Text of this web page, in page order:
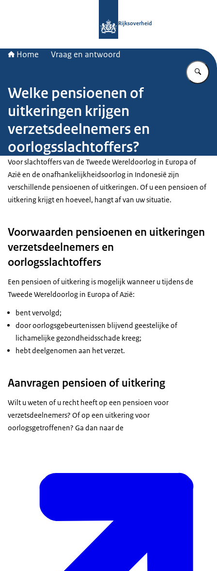
Rijksoverheid
Home Vraag en antwoord
Welke pensioenen of
uitkeringen krijgen
verzetsdeelnemers en
oorlogsslachtoffers?
Voor slachtoffers van de Tweede Wereldoorlog in Europa of
Azië en de onafhankelijkheidsoorlog in Indonesië zijn
verschillende pensioenen of uitkeringen. Of u een pensioen of
uitkering krijgt en hoeveel, hangt af van uw situatie.
Voorwaarden pensioenen en uitkeringen
verzetsdeelnemers en
oorlogsslachtoffers
Een pensioen of uitkering is mogelijk wanneer u tijdens de
Tweede Wereldoorlog in Europa of Azië:
bent vervolgd;
door oorlogsgebeurtenissen blijvend geestelijke of
lichamelijke gezondheidsschade kreeg;
hebt deelgenomen aan het verzet.
Aanvragen pensioen of uitkering
Wilt u weten of u recht heeft op een pensioen voor
verzetsdeelnemers? Of op een uitkering voor
oorlogsgetroffenen? Ga dan naar de